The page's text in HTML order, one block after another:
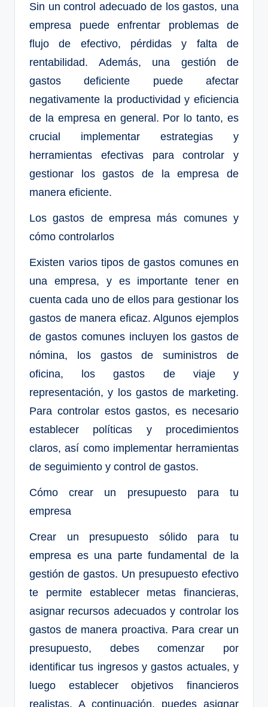
Sin un control adecuado de los gastos, una
empresa puede enfrentar problemas de
flujo de efectivo, pérdidas y falta de
rentabilidad. Además, una gestión de
gastos deficiente puede afectar
negativamente la productividad y eficiencia
de la empresa en general. Por lo tanto, es
crucial implementar estrategias y
herramientas efectivas para controlar y
gestionar los gastos de la empresa de
manera eficiente.
Los gastos de empresa más comunes y
cómo controlarlos
Existen varios tipos de gastos comunes en
una empresa, y es importante tener en
cuenta cada uno de ellos para gestionar los
gastos de manera eficaz. Algunos ejemplos
de gastos comunes incluyen los gastos de
nómina, los gastos de suministros de
oficina, los gastos de viaje y
representación, y los gastos de marketing.
Para controlar estos gastos, es necesario
establecer políticas y procedimientos
claros, así como implementar herramientas
de seguimiento y control de gastos.
Cómo crear un presupuesto para tu
empresa
Crear un presupuesto sólido para tu
empresa es una parte fundamental de la
gestión de gastos. Un presupuesto efectivo
te permite establecer metas financieras,
asignar recursos adecuados y controlar los
gastos de manera proactiva. Para crear un
presupuesto, debes comenzar por
identificar tus ingresos y gastos actuales, y
luego establecer objetivos financieros
realistas. A continuación, puedes asignar